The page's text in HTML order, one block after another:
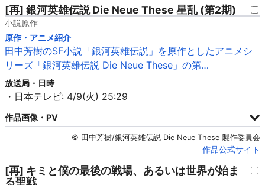
[再] 銀河英雄伝説 Die Neue These 星乱 (第2期)
小説原作
原作・アニメ紹介
田中芳樹のSF小説「銀河英雄伝説」を原作としたアニメシ
リーズ「銀河英雄伝説 Die Neue These」の第…
放送局・日時
・日本テレビ: 4/9(火) 25:29
作品画像・PV
© 田中芳樹/銀河英雄伝説 Die Neue These 製作委員会
作品公式サイト
[再] キミと僕の最後の戦場、あるいは世界が始ま
る聖戦